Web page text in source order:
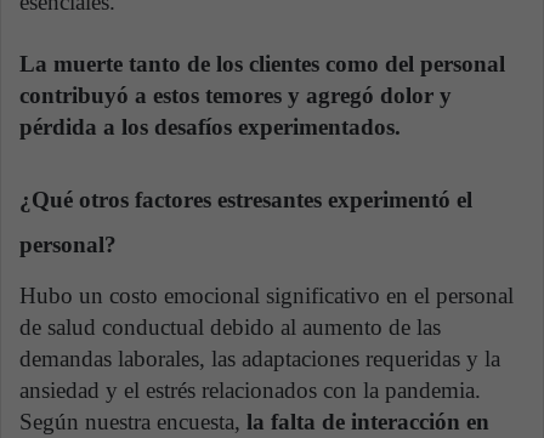
La muerte tanto de los clientes como del personal
contribuyó a estos temores y agregó dolor y
pérdida a los desafíos experimentados.
¿Qué otros factores estresantes experimentó el
personal?
Hubo un costo emocional significativo en el personal
de salud conductual debido al aumento de las
demandas laborales, las adaptaciones requeridas y la
ansiedad y el estrés relacionados con la pandemia.
Según nuestra encuesta, la falta de interacción en